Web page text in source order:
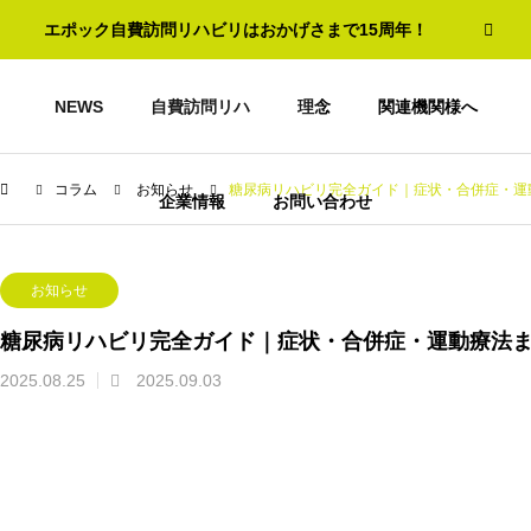
エポック自費訪問リハビリはおかげさまで15周年！
NEWS 自費訪問リハ 理念 関連機関様へ
企業情報 お問い合わせ
コラム お知らせ 糖尿病リハビリ完全ガイド｜症状・合併症・
お知らせ
糖尿病リハビリ完全ガイド｜症状・合併症・運動療法
2025.08.25 2025.09.03